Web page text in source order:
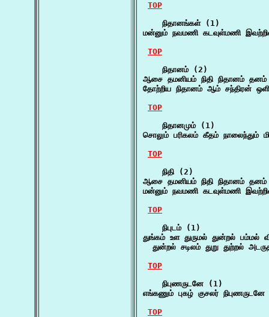
TOP
    நிதானங்கள் (1)
மன்னும் நவமணி கடவுள்மணி
TOP
    நிதானம் (2)
ஆசை தமனியம் நிதி நிதானம்
தோற்றிய நிதானம் ஆம் சந்திரன்
TOP
    நிதானமும் (1)
சொலும் பரிகலம் கீதம் நாலைந்தும்
TOP
    நிதி (2)
ஆசை தமனியம் நிதி நிதானம்
மன்னும் நவமணி கடவுள்மணி
TOP
    நிபுடம் (1)
துங்கம் உள துருமல் துன்றல் பம்மல்
துன்றல் சடிலம் துறு துற்றல்
TOP
    நிபுணருடனே (1)
எங்கணும் புகழ் குசலர்
TOP